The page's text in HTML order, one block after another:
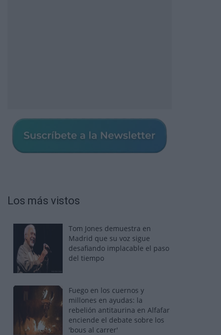
Los más vistos
Tom Jones demuestra en
Madrid que su voz sigue
desafiando implacable el paso
del tiempo
Fuego en los cuernos y
millones en ayudas: la
rebelión antitaurina en Alfafar
enciende el debate sobre los
'bous al carrer'